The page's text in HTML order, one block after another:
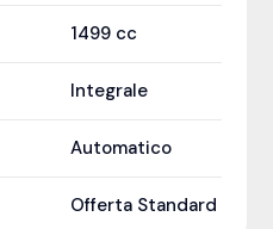
1499 cc
Integrale
Automatico
Offerta Standard